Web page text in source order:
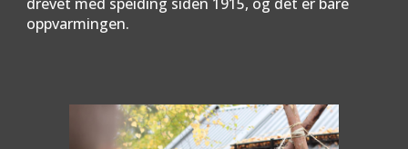
oppvarmingen.